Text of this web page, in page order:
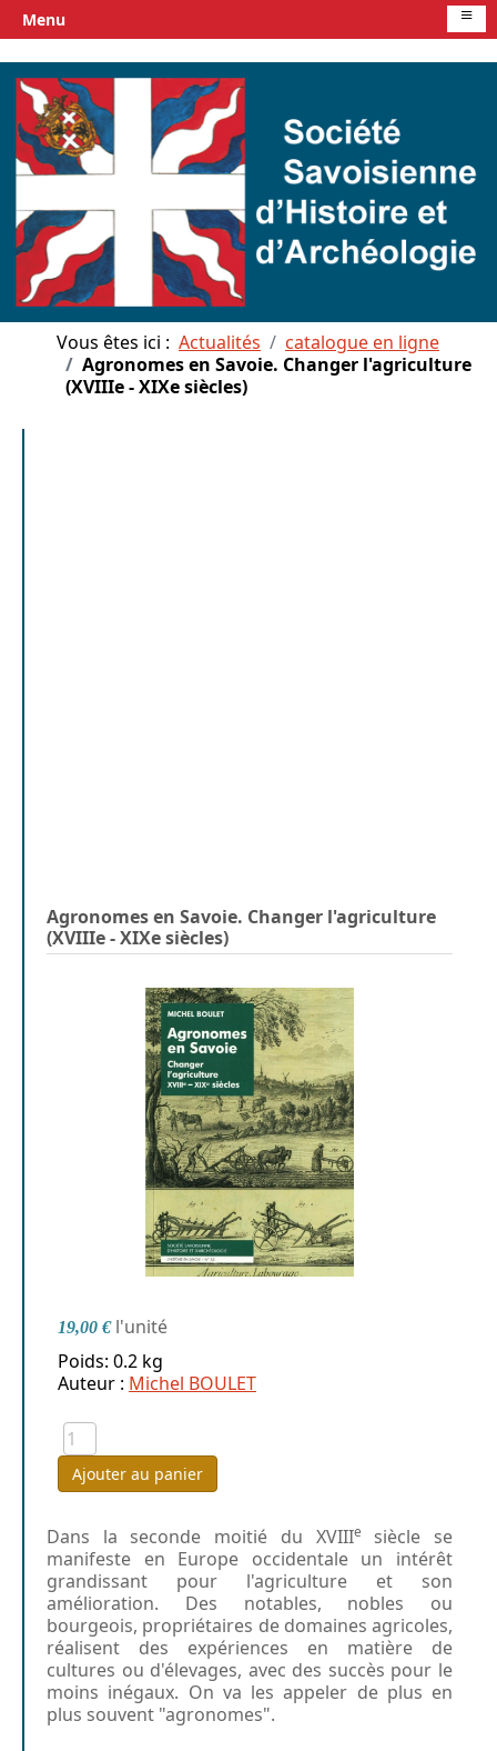
Vous êtes ici : Actualités
catalogue en ligne
Agronomes en Savoie. Changer l'agriculture
(XVIIIe - XIXe siècles)
Agronomes en Savoie. Changer l'agriculture
(XVIIIe - XIXe siècles)
19,00 € l'unité
Poids: 0.2 kg
Auteur : Michel BOULET
Ajouter au panier
Dans la seconde moitié du XVIIIe
siècle se
manifeste en Europe occidentale un intérêt
grandissant pour l'agriculture et son
amélioration. Des notables, nobles ou
bourgeois, propriétaires de domaines agricoles,
réalisent des expériences en matière de
cultures ou d'élevages, avec des succès pour le
moins inégaux. On va les appeler de plus en
plus souvent "agronomes".
Menu ≡